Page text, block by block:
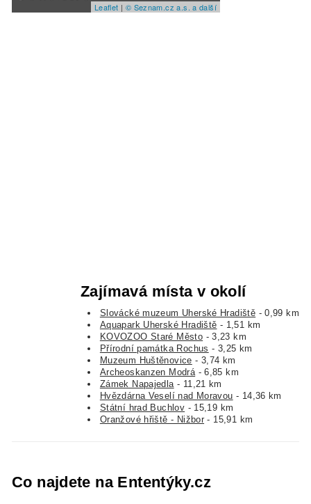
Leaflet | © Seznam.cz a.s. a další
Zajímavá místa v okolí
Slovácké muzeum Uherské Hradiště - 0,99 km
Aquapark Uherské Hradiště - 1,51 km
KOVOZOO Staré Město - 3,23 km
Přírodní památka Rochus - 3,25 km
Muzeum Huštěnovice - 3,74 km
Archeoskanzen Modrá - 6,85 km
Zámek Napajedla - 11,21 km
Hvězdárna Veselí nad Moravou - 14,36 km
Státní hrad Buchlov - 15,19 km
Oranžové hřiště - Nižbor - 15,91 km
Co najdete na Ententýky.cz